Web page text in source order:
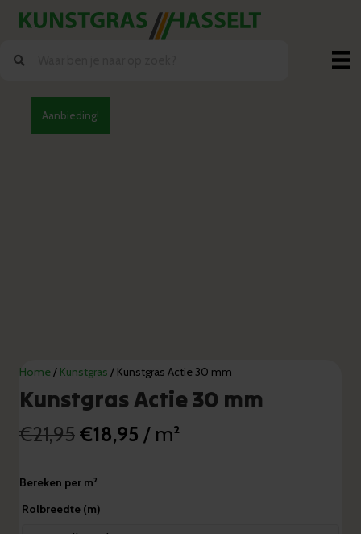
Aanbieding!
Home/ Kunstgras / Kunstgras Actie 30 mm
Kunstgras Actie 30 mm
€21,95 Oorspronkelijke
was:
€21,95.
€18,95 Huidige
/ m²
Bereken per m²
Rolbreedte (m)